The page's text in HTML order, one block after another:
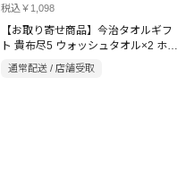
税込￥1,098
【お取り寄せ商品】今治タオルギフ
ト 貴布尽5 ウォッシュタオル×2 ホワ
イト
通常配送 / 店舗受取